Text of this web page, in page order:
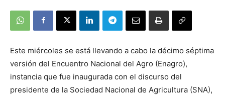
Este miércoles se está llevando a cabo la décimo séptima
versión del Encuentro Nacional del Agro (Enagro),
instancia que fue inaugurada con el discurso del
presidente de la Sociedad Nacional de Agricultura (SNA),